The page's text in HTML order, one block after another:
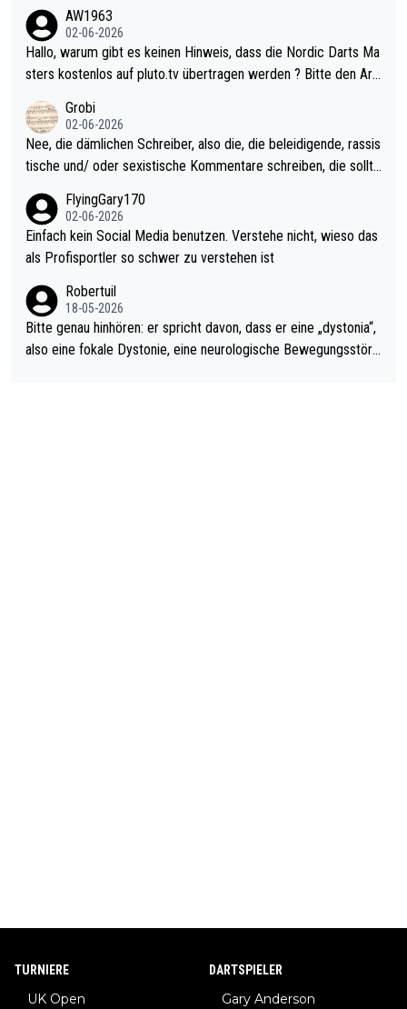
Allerdings ist Mitchell Lawrie als Nummer 1 der Welt eh qualifi
ziert. Somit ändert die automatische Qualifikation des Weltmei
sters erstmal nichts. Ich denke sie wollen damit für nächstes J
ohl wenig WDF Turniere spielen. Dies war bei Archie Self letzt
es Jahr der Fall. Er musste als amtierender Weltmeister durch
den Qualifier und ich glaube kaum, dass Mitchel sich das (in Ve
gas) antun würde, wenn er doch eigentlich die PDC-WM als Zi
el hat.
AW1963
02-06-2026
Hallo, warum gibt es keinen Hinweis, dass die Nordic Darts Ma
sters kostenlos auf pluto.tv übertragen werden ? Bitte den Arti
Grobi
02-06-2026
Nee, die dämlichen Schreiber, also die, die beleidigende, rassis
tische und/ oder sexistische Kommentare schreiben, die sollte
s Leben in den Griff kriegen. Nur eins wundert mich: Luke Little
r war doch neulich erst derjenige, der über Social Media GvV p
rovoziert hat. Und Littlers Mutter schießt öfters mal gegen Ric
FlyingGary170
02-06-2026
Einfach kein Social Media benutzen. Verstehe nicht, wieso das
als Profisportler so schwer zu verstehen ist
Robertuil
18-05-2026
Bitte genau hinhören: er spricht davon, dass er eine „dystonia“,
also eine fokale Dystonie, eine neurologische Bewegungsstöru
TURNIERE
UK Open
DARTSPIELER
Gary Anderson